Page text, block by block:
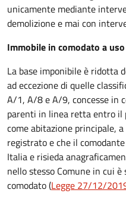
unicamente mediante
demolizione e mai con
Immobile in comodato a
La base imponibile è ridotta
ad eccezione di quelle
A/1, A/8 e A/9, concesse in
parenti in linea retta entro il
come abitazione principale,
registrato e che il
Italia e risieda
nello stesso Comune in cui
comodato (Legge 27/12/